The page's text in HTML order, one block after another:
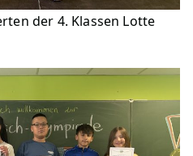
der 4. Klassen Lotte